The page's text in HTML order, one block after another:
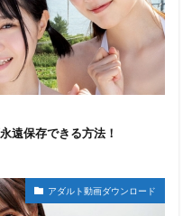
遠保存できる方法！
アダルト動画ダウンロード